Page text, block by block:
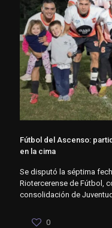
Fútbol del Ascenso:
en la cima
Se disputó la séptima
Riotercerense de Fútbol,
consolidación de
0